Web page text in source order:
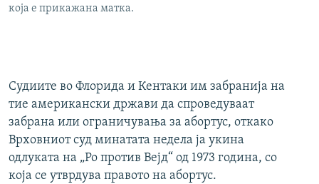
која е прикажана матка.
Судиите во Флорида и Кентаки им забранија на
тие американски држави да спроведуваат
забрана или ограничувања за абортус, откако
Врховниот суд минатата недела ја укина
одлуката на „Ро против Вејд“ од 1973 година, со
која се утврдува правото на абортус.